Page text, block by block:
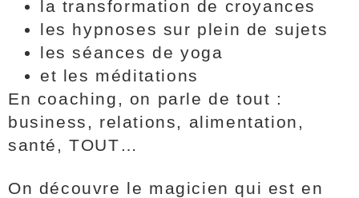
la transformation de croyances
les hypnoses sur plein de sujets
les séances de yoga
et les méditations
En coaching, on parle de tout :
business, relations, alimentation,
santé, TOUT…
On découvre le magicien qui est en